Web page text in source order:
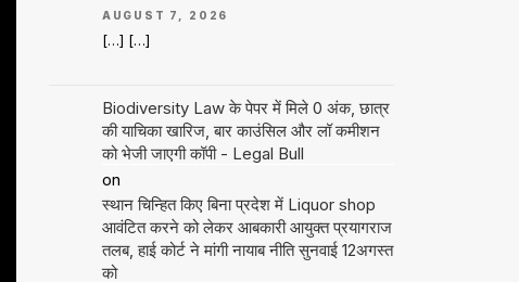
AUGUST 7, 2026
[…] […]
Biodiversity Law के पेपर में मिले 0 अंक, छात्र
की याचिका खारिज, बार काउंसिल और लॉ कमीशन
को भेजी जाएगी कॉपी - Legal Bull
on
स्थान चिन्हित किए बिना प्रदेश में Liquor shop
आवंटित करने को लेकर आबकारी आयुक्त प्रयागराज
तलब, हाई कोर्ट ने मांगी नायाब नीति सुनवाई 12अगस्त
को